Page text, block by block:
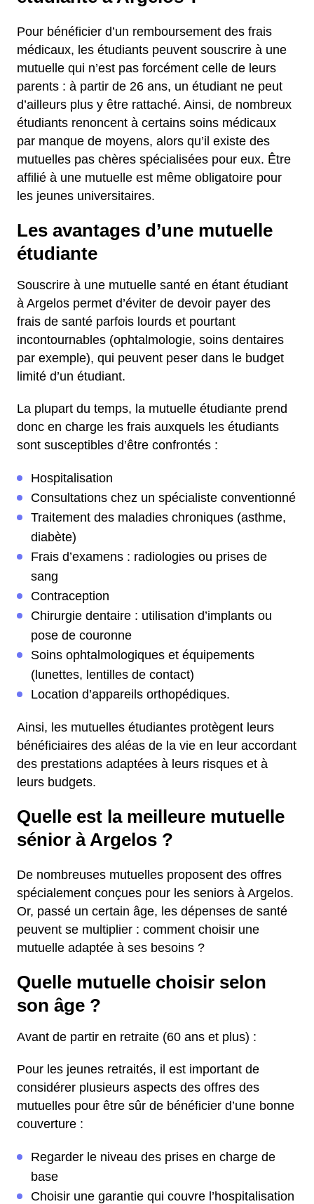
Pour bénéficier d’un remboursement des frais
médicaux, les étudiants peuvent souscrire à une
mutuelle qui n’est pas forcément celle de leurs
parents : à partir de 26 ans, un étudiant ne peut
d’ailleurs plus y être rattaché. Ainsi, de nombreux
étudiants renoncent à certains soins médicaux
par manque de moyens, alors qu’il existe des
mutuelles pas chères spécialisées pour eux. Être
affilié à une mutuelle est même obligatoire pour
les jeunes universitaires.
Les avantages d’une mutuelle
étudiante
Souscrire à une mutuelle santé en étant étudiant
à Argelos permet d’éviter de devoir payer des
frais de santé parfois lourds et pourtant
incontournables (ophtalmologie, soins dentaires
par exemple), qui peuvent peser dans le budget
limité d’un étudiant.
La plupart du temps, la mutuelle étudiante prend
donc en charge les frais auxquels les étudiants
sont susceptibles d’être confrontés :
Hospitalisation
Consultations chez un spécialiste conventionné
Traitement des maladies chroniques (asthme,
diabète)
Frais d’examens : radiologies ou prises de
sang
Contraception
Chirurgie dentaire : utilisation d’implants ou
pose de couronne
Soins ophtalmologiques et équipements
(lunettes, lentilles de contact)
Location d’appareils orthopédiques.
Ainsi, les mutuelles étudiantes protègent leurs
bénéficiaires des aléas de la vie en leur accordant
des prestations adaptées à leurs risques et à
leurs budgets.
Quelle est la meilleure mutuelle
sénior à Argelos ?
De nombreuses mutuelles proposent des offres
spécialement conçues pour les seniors à Argelos.
Or, passé un certain âge, les dépenses de santé
peuvent se multiplier : comment choisir une
mutuelle adaptée à ses besoins ?
Quelle mutuelle choisir selon
son âge ?
Avant de partir en retraite (60 ans et plus) :
Pour les jeunes retraités, il est important de
considérer plusieurs aspects des offres des
mutuelles pour être sûr de bénéficier d’une bonne
couverture :
Regarder le niveau des prises en charge de
base
Choisir une garantie qui couvre l’hospitalisation